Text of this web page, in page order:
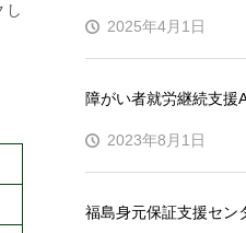
し
2025年4月1日
障がい者就労継続支援
2023年8月1日
福島身元保証支援セン